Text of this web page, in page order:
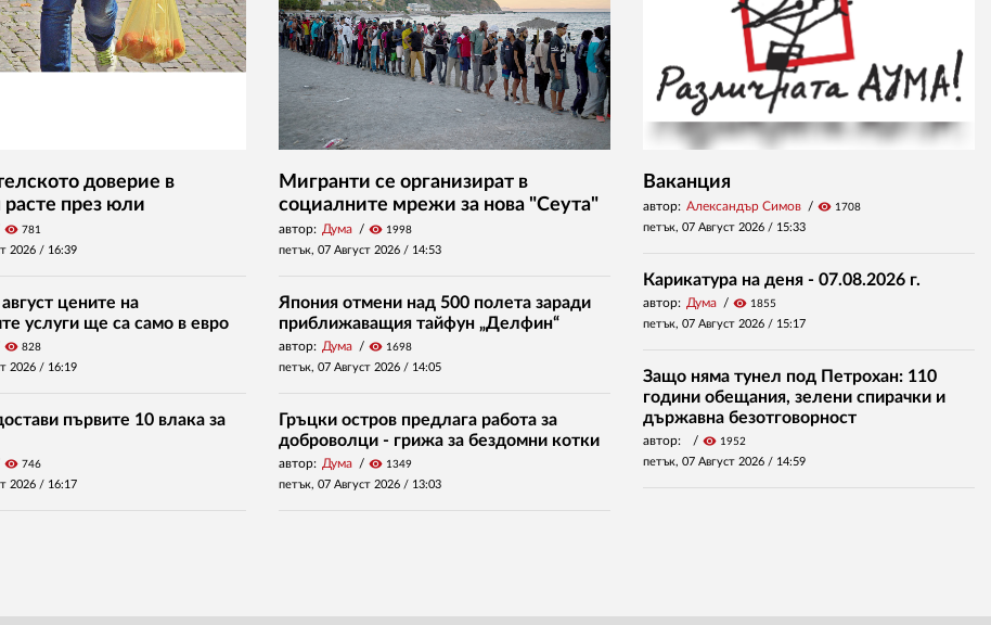
доверие в
расте през юли
visibility 781
2026 / 16:39
цените на
услуги ще са само в евро
visibility 828
2026 / 16:19
първите 10 влака за
visibility 746
2026 / 16:17
Мигранти се организират в
социалните мрежи за нова "Сеута"
автор: Дума visibility 1998
петък, 07 Август 2026 / 14:53
Япония отмени над 500 полета заради
приближаващия тайфун „Делфин“
автор: Дума visibility 1698
петък, 07 Август 2026 / 14:05
Гръцки остров предлага работа за
доброволци - грижа за бездомни котки
автор: Дума visibility 1349
петък, 07 Август 2026 / 13:03
Ваканция
автор: Александър Симов visibility 1708
петък, 07 Август 2026 / 15:33
Карикатура на деня - 07.08.2026 г.
автор: Дума visibility 1855
петък, 07 Август 2026 / 15:17
Защо няма тунел под Петрохан: 110
години обещания, зелени спирачки и
държавна безотговорност
автор: visibility 1952
петък, 07 Август 2026 / 14:59